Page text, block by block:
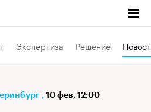
Экспертиза Решение
, 10 фев, 12:00